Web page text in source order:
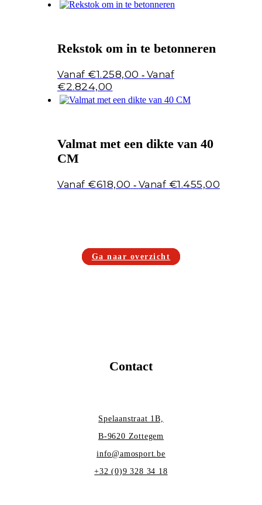
Rekstok om in te betonneren
€1.258,00 -
€2.824,00
€1.258,00
tot
Valmat met een dikte van 40
CM
€618,00 - €1.455,00
Ga naar overzicht
Contact
Spelaanstraat 1B,
B-9620 Zottegem
info@amosport.be
+32 (0)9 328 34 18